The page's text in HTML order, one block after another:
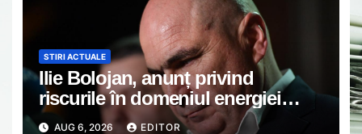
STIRI ACTUALE
Ilie Bolojan, anunț privind
riscurile în domeniul energiei
electrice. Ce a decis Guvernul
AUG 6, 2026 EDITOR